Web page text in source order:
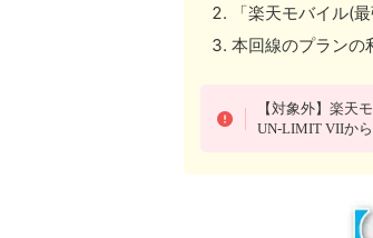
「楽天モバイル(
本回線のプランの
【対象外】楽天
UN-LIMIT VIIか